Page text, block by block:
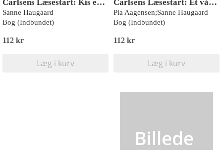
Carlsens Læsestart: Kis er væk
Sanne Haugaard
Bog (Indbundet)
112 kr
Læg i kurv
Carlsens Læsestart: Et vådt ur
Pia Aagensen;Sanne Haugaard
Bog (Indbundet)
112 kr
Læg i kurv